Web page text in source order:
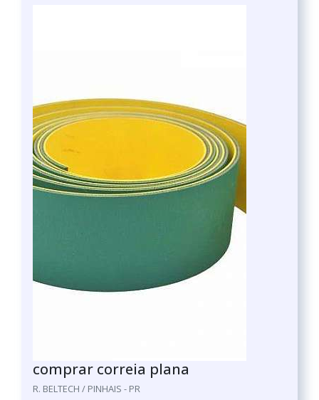
comprar correia plana
R. BELTECH / PINHAIS - PR